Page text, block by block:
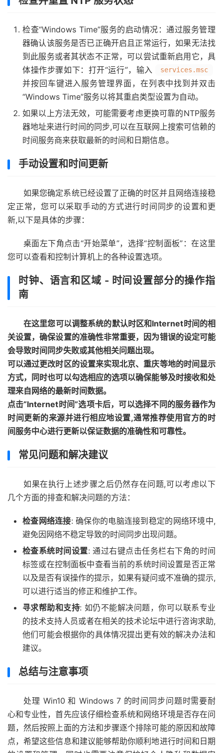
检查“Windows Time”服务的启动情况：通过服务管理
器确认该服务是否已正确开启且正常运行，如果无法找
到此服务或者其状态不正常，可以尝试重新启用它，具
体操作步骤如下：打开“运行”，输入
services.msc
并按回车键进入服务管理界面，在列表中找到并双击
“Windows Time”服务以将其重启类型设置为自动。
如果以上方法无效，可能需要考虑更换可靠的NTP服务
器地址来进行时间的同步,可以在互联网上搜索可信赖的
时间服务商来获取最新的时间和日期信息。
手动设置和时间更新
如果您确定系统已经设置了正确的时区并且网络连接稳
定正常，您可以采取手动的方式进行时间同步的设置和更
新,以下是具体的步骤：
桌面左下角点击“开始菜单”，选择“控制面板”：在这里
您可以查看和控制计算机上的各种设置选项。
时钟、语言和区域 - 时间设置部分的操作指
南
在这里您可以调整系统的默认时区和Internet时间的相
关设置，确保设置的准确性非常重要，因为错误的设定可能
会导致时间同步失败或其他相关问题出现。
可以通过更改时区的设置来实现北京、重庆等地的时间显示
方式，同时也可以勾选相应的选项以确保能够及时接收和处
理来自网络的最新时间数据。
点击“Internet时间”选项卡后，可以选择不同的服务器作为
时间更新的来源并进行相应地设置,通常推荐使用官方的时
间服务中心进行更新以保证数据的准确性和可靠性。
常见问题和解决建议
如果在执行上述步骤之后仍然存在问题,可以考虑以下
几个方面的排查和解决问题的方法：
检查网络连接: 确保你的电脑连接到稳定的网络环境中,
避免因网络不稳定导致的时间同步出现问题。
检查系统时间设置: 通过右键点击任务栏右下角的时间
标签或在控制面板中查看当前的系统时间设置是否正常
以及是否有误操作的提示，如果有疑问或不准确的提示,
可以进行适当的修正和维护工作。
寻求帮助和支持: 如仍不能解决问题，你可以联系专业
的技术支持人员或者在相关的技术论坛中进行咨询求助,
他们可能会根据你的具体情况提出更有效的解决办法和
建议。
总结与注意事项
处理 Win10 和 Windows 7 的时间同步问题时需要耐
心和专业性，首先应该仔细检查系统和网络环境是否存在问
题，然后按照上面的方法和步骤逐个排除可能的原因和故障
点，希望这些信息和建议能够帮助你顺利地进行时间和日期